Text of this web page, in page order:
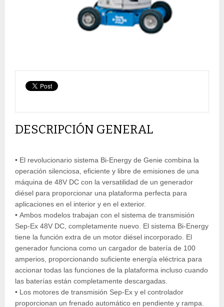
DESCRIPCIÓN GENERAL
• El revolucionario sistema Bi-Energy de Genie combina la
operación silenciosa, eficiente y libre de emisiones de una
máquina de 48V DC con la versatilidad de un generador
diésel para proporcionar una plataforma perfecta para
aplicaciones en el interior y en el exterior.
• Ambos modelos trabajan con el sistema de transmisión
Sep-Ex 48V DC, completamente nuevo. El sistema Bi-Energy
tiene la función extra de un motor diésel incorporado. El
generador funciona como un cargador de batería de 100
amperios, proporcionando suficiente energía eléctrica para
accionar todas las funciones de la plataforma incluso cuando
las baterías están completamente descargadas.
• Los motores de transmisión Sep-Ex y el controlador
proporcionan un frenado automático en pendiente y rampa.